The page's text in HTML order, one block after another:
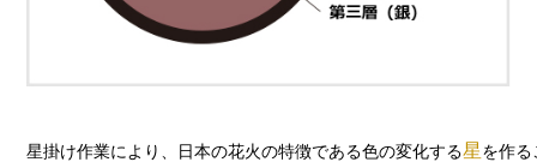
星掛け作業により、日本の花火の特徴である色の変化する星を作る